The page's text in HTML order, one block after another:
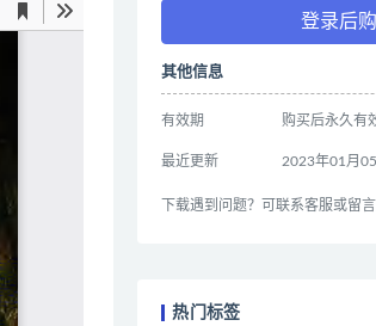
登录后
其他信息
有效期 购买后永久有
最近更新 2023年01月05
下载遇到问题？可联系客服或留
热门标签